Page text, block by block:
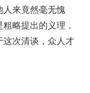
人来竟然毫无愧
略提出的义理，
这次清谈，众人才